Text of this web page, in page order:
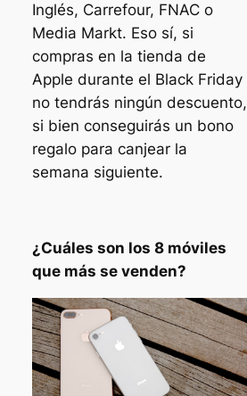
Inglés, Carrefour, FNAC o
Media Markt. Eso sí, si
compras en la tienda de
Apple durante el Black Friday
no tendrás ningún descuento,
si bien conseguirás un bono
regalo para canjear la
semana siguiente.
¿Cuáles son los 8 móviles
que más se venden?